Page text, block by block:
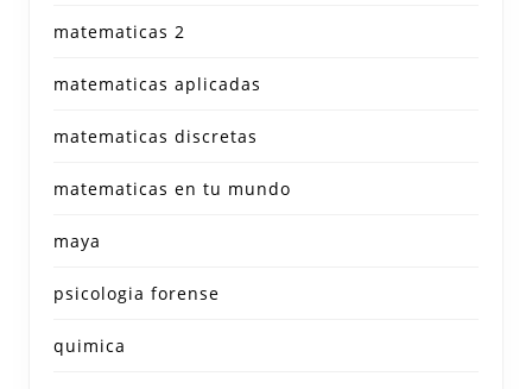
matematicas 2
matematicas aplicadas
matematicas discretas
matematicas en tu mundo
maya
psicologia forense
quimica